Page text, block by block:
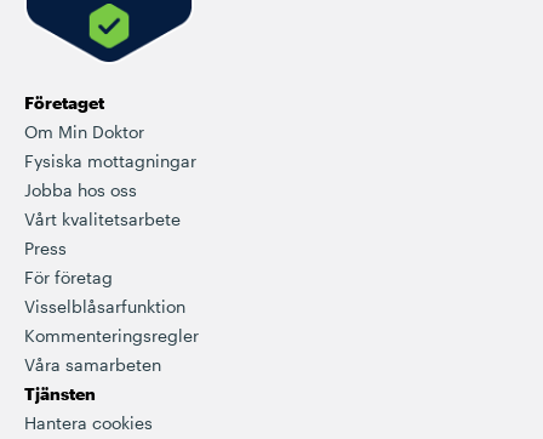
Företaget
Om Min Doktor
Fysiska mottagningar
Jobba hos oss
Vårt kvalitetsarbete
Press
För företag
Visselblåsarfunktion
Kommenteringsregler
Våra samarbeten
Tjänsten
Hantera cookies